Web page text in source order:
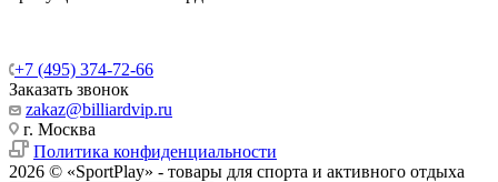
+7 (495) 374-72-66
Заказать звонок
zakaz@billiardvip.ru
г. Москва
Политика конфиденциальности
2026 © «SportPlay» - товары для спорта и активного отдыха